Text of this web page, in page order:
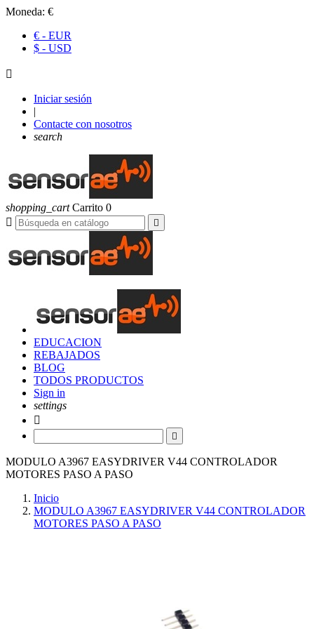
Moneda: €
€ - EUR
$ - USD

Iniciar sesión
|
Contacte con nosotros
search
shopping_cart Carrito 0


EDUCACION
REBAJADOS
BLOG
TODOS PRODUCTOS
Sign in
settings


MODULO A3967 EASYDRIVER V44 CONTROLADOR
MOTORES PASO A PASO
Inicio
MODULO A3967 EASYDRIVER V44 CONTROLADOR
MOTORES PASO A PASO